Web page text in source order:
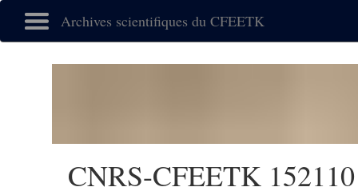
Archives scientifiques du CFEETK
CNRS-CFEETK 152110